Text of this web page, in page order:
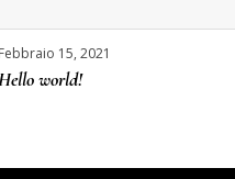
Febbraio 15, 2021
world!